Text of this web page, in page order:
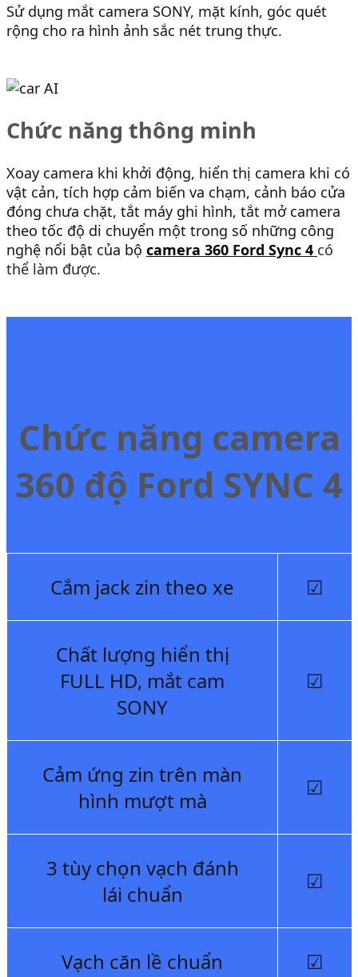
Sử dụng mắt camera SONY, mặt kính, góc quét
rộng cho ra hình ảnh sắc nét trung thực.
Chức năng thông minh
Xoay camera khi khởi động, hiển thị camera khi có
vật cản, tích hợp cảm biến va chạm, cảnh báo cửa
đóng chưa chặt, tắt máy ghi hình, tắt mở camera
theo tốc độ di chuyển một trong số những công
nghệ nổi bật của bộ camera 360 Ford Sync 4 có
thể làm được.
Chức năng camera
360 độ Ford SYNC 4
Cắm jack zin theo xe ☑
Chất lượng hiển thị
FULL HD, mắt cam
SONY
☑
Cảm ứng zin trên màn
hình mượt mà
☑
3 tùy chọn vạch đánh
lái chuẩn
☑
Vạch căn lề chuẩn ☑